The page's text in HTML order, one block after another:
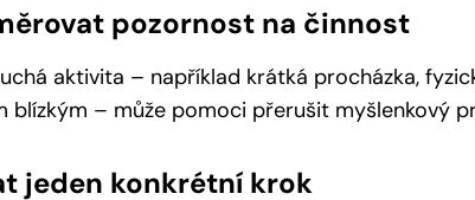
pozornost na činnost
aktivita – například krátká procházka,
blízkým – může pomoci přerušit myšlenkový
jeden konkrétní krok